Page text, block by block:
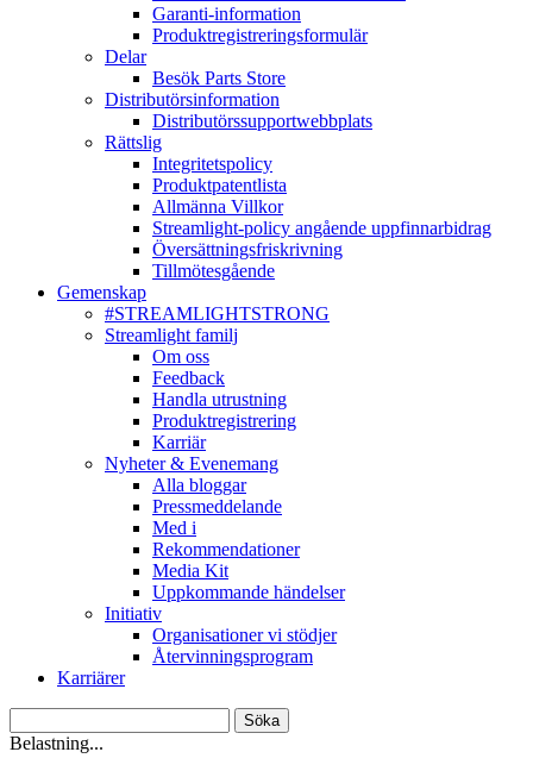
Garanti-information
Produktregistreringsformulär
Delar
Besök Parts Store
Distributörsinformation
Distributörssupportwebbplats
Rättslig
Integritetspolicy
Produktpatentlista
Allmänna Villkor
Streamlight-policy angående uppfinnarbidrag
Översättningsfriskrivning
Tillmötesgående
Gemenskap
#STREAMLIGHTSTRONG
Streamlight familj
Om oss
Feedback
Handla utrustning
Produktregistrering
Karriär
Nyheter & Evenemang
Alla bloggar
Pressmeddelande
Med i
Rekommendationer
Media Kit
Uppkommande händelser
Initiativ
Organisationer vi stödjer
Återvinningsprogram
Karriärer
Belastning...